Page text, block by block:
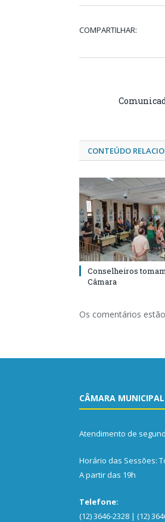
COMPARTILHAR:
CONTEÚDO
Conselheiros
Câmara
Os comentários
CÂMARA
Atendimento de
Horário das Sessões:
A partir das 19h
Telefone:
(12) 3646-2328 | (12)